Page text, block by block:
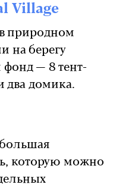
Village
природном
на берегу
— 8 тент-
два домика.
большая
которую можно